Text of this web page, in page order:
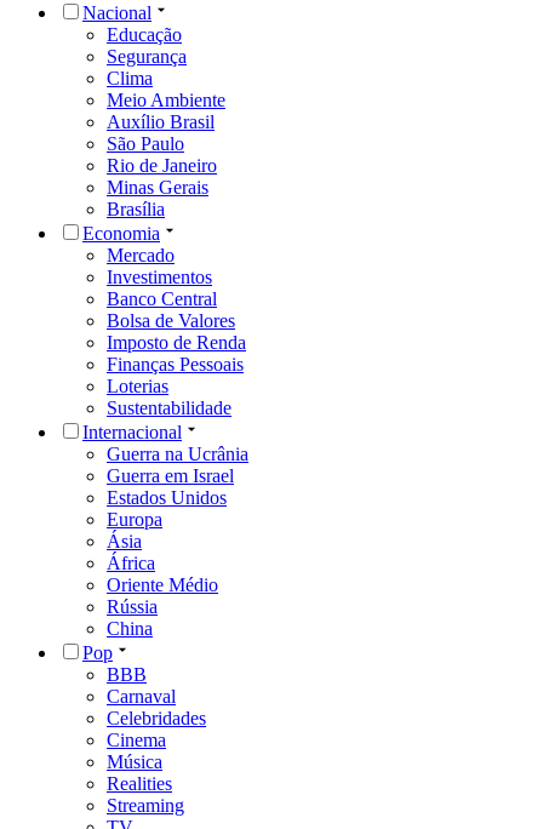
Nacional
Educação
Segurança
Clima
Meio Ambiente
Auxílio Brasil
São Paulo
Rio de Janeiro
Minas Gerais
Brasília
Economia
Mercado
Investimentos
Banco Central
Bolsa de Valores
Imposto de Renda
Finanças Pessoais
Loterias
Sustentabilidade
Internacional
Guerra na Ucrânia
Guerra em Israel
Estados Unidos
Europa
Ásia
África
Oriente Médio
Rússia
China
Pop
BBB
Carnaval
Celebridades
Cinema
Música
Realities
Streaming